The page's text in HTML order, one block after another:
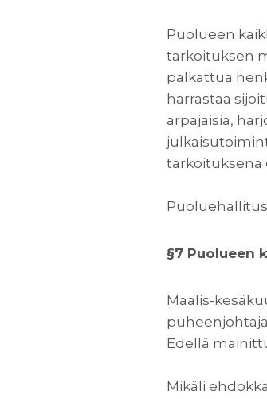
Puolueen
tarkoituksen
palkattua
harrastaa
arpajaisia,
tarkoituksena
§7 Puolueen
Maalis-
Edellä
Mikäli